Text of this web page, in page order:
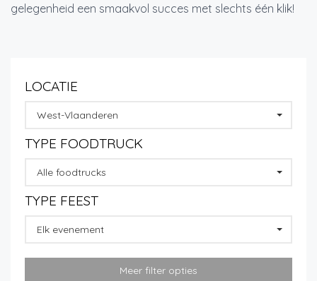
gelegenheid een smaakvol succes met slechts één klik!
LOCATIE
West-Vlaanderen
TYPE FOODTRUCK
Alle foodtrucks
TYPE FEEST
Elk evenement
Meer filter opties